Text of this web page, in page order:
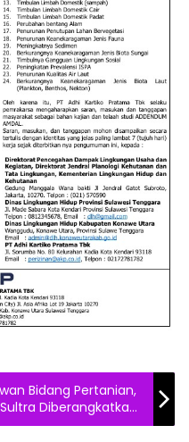
Bidang Pertanian,
Diberangkatkan
Polri